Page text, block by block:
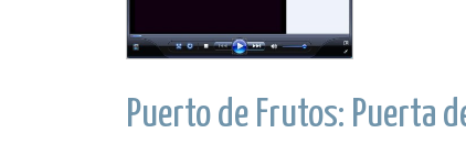
Puerto de Frutos: Puerta